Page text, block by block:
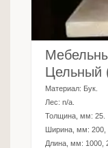
Цельный
Материал: Бук
Лес: n/a
Толщина, мм: 25
Ширина, мм: 200,
Длина, мм: 1000,